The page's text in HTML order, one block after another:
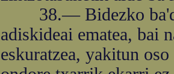
38.— Bidezko
adiskideai ematea, bai
eskuratzea, yakitun